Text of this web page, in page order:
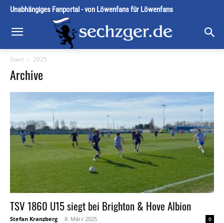
Unabhängiges Fanportal - von Löwenfans für Löwenfans
Start 2025
Archive
TSV 1860 U15 siegt bei Brighton & Hove Albion
Stefan Kranzberg - 8. März 2025 0